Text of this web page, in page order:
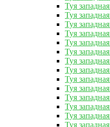
Туя
Туя
Туя
Туя
Туя
Туя
Туя
Туя
Туя
Туя
Туя
Туя
Туя
Туя